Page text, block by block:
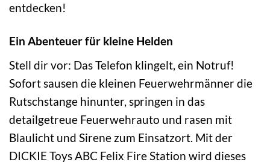
entdecken!
Ein Abenteuer für kleine Helden
Stell dir vor: Das Telefon klingelt, ein Notruf!
Sofort sausen die kleinen Feuerwehrmänner die
Rutschstange hinunter, springen in das
detailgetreue Feuerwehrauto und rasen mit
Blaulicht und Sirene zum Einsatzort. Mit der
DICKIE Toys ABC Felix Fire Station wird dieses